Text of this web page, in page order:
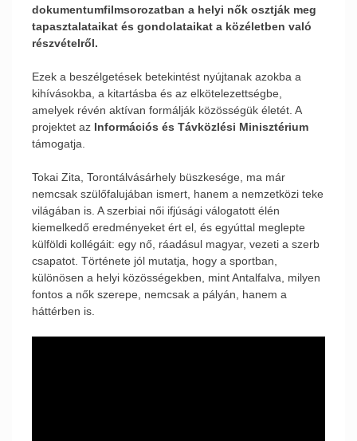
dokumentumfilmsorozatban a helyi nők osztják meg
tapasztalataikat és gondolataikat a közéletben való
részvételről.
Ezek a beszélgetések betekintést nyújtanak azokba a
kihívásokba, a kitartásba és az elkötelezettségbe,
amelyek révén aktívan formálják közösségük életét. A
projektet az Információs és Távközlési Minisztérium
támogatja.
Tokai Zita, Torontálvásárhely büszkesége, ma már
nemcsak szülőfalujában ismert, hanem a nemzetközi teke
világában is. A szerbiai női ifjúsági válogatott élén
kiemelkedő eredményeket ért el, és egyúttal meglepte
külföldi kollégáit: egy nő, ráadásul magyar, vezeti a szerb
csapatot. Története jól mutatja, hogy a sportban,
különösen a helyi közösségekben, mint Antalfalva, milyen
fontos a nők szerepe, nemcsak a pályán, hanem a
háttérben is.